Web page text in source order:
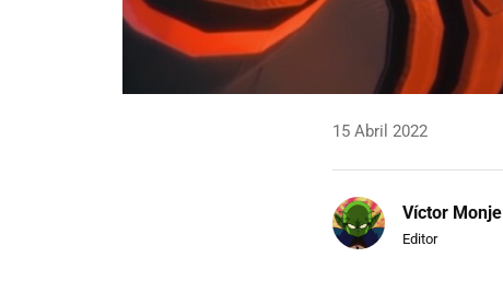
15 Abril 2022
Víctor Monje
Editor